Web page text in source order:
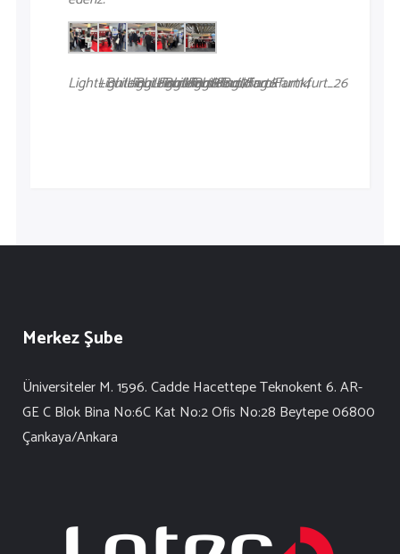
Light+Building_Farnkfurt8
Light+Building_Farnkfurt7
Light+Building_Farnkfurt6
Light+Building_Farnkfurt14
Light+Building_Farnkfurt_26
Merkez Şube
Üniversiteler M. 1596. Cadde Hacettepe Teknokent 6. AR-
GE C Blok Bina No:6C Kat No:2 Ofis No:28 Beytepe 06800
Çankaya/Ankara